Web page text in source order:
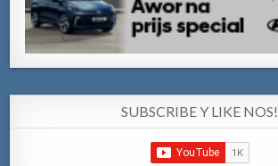
SUBSCRIBE Y LIKE NOS!